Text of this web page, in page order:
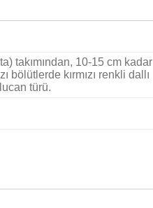
takımından, 10-15 cm kadar
bölütlerde kırmızı renkli dallı
türü.